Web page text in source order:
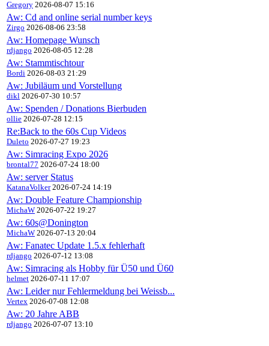
Gregory 2026-08-07 15:16
Aw: Cd and online serial number keys
Zirgo 2026-08-06 23:58
Aw: Homepage Wunsch
rdjango 2026-08-05 12:28
Aw: Stammtischtour
Bordi 2026-08-03 21:29
Aw: Jubiläum und Vorstellung
dikl 2026-07-30 10:57
Aw: Spenden / Donations Bierbuden
ollie 2026-07-28 12:15
Re:Back to the 60s Cup Videos
Duleto 2026-07-27 19:23
Aw: Simracing Expo 2026
brontal77 2026-07-24 18:00
Aw: server Status
KatanaVolker2026-07-24 14:19
Aw: Double Feature Championship
MichaW 2026-07-22 19:27
Aw: 60s@Donington
MichaW 2026-07-13 20:04
Aw: Fanatec Update 1.5.x fehlerhaft
rdjango 2026-07-12 13:08
Aw: Simracing als Hobby für Ü50 und Ü60
helmet 2026-07-11 17:07
Aw: Leider nur Fehlermeldung bei Weissb...
Vertex 2026-07-08 12:08
Aw: 20 Jahre ABB
rdjango 2026-07-07 13:10